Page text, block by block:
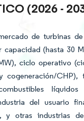
(2026 -
de turbinas
capacidad (hasta 30
ciclo operativo
cogeneración/CHP),
del usuario
y otras industrias